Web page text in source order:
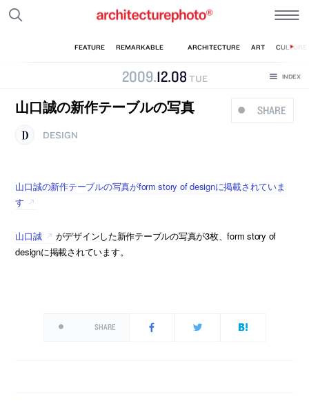
2009.12.08 TUE
SHARE
山口誠の新作テーブルの写真
DESIGN
山口誠の新作テーブルの写真がform story of designに掲載されていま
す
山口誠
がデザインした新作テーブルの写真が3枚、form story of
designに掲載されています。
SHARE